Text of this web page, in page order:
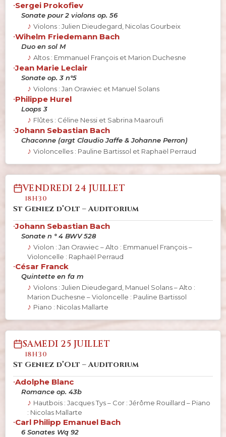
•Sergei Prokofiev
Sonate pour 2 violons op. 56
Violons : Julien Dieudegard, Nicolas Gourbeix
•Wihelm Friedemann Bach
Duo en sol M
Altos : Emmanuel François et Marion Duchesne
•Jean Marie Leclair
Sonate op. 3 n°5
Violons : Jan Orawiec et Manuel Solans
•Philippe Hurel
Loops 3
Flûtes : Céline Nessi et Sabrina Maaroufi
•Johann Sebastian Bach
Chaconne (argt Claudio Jaffe & Johanne Perron)
Violoncelles : Pauline Bartissol et Raphaël Perraud
VENDREDI 24 JUILLET
18H30
St Geniez d’Olt – Auditorium
•Johann Sebastian Bach
Sonate n ° 4 BWV 528
Violon : Jan Orawiec – Alto : Emmanuel François –
Violoncelle : Raphaël Perraud
•César Franck
Quintette en fa m
Violons : Julien Dieudegard, Manuel Solans – Alto :
Marion Duchesne – Violoncelle : Pauline Bartissol
Piano : Nicolas Mallarte
SAMEDI 25 JUILLET
18H30
St Geniez d’Olt – Auditorium
•Adolphe Blanc
Romance op. 43b
Hautbois : Jacques Tys – Cor : Jérôme Rouillard – Piano
: Nicolas Mallarte
•Carl Philipp Emanuel Bach
6 Sonates Wq 92